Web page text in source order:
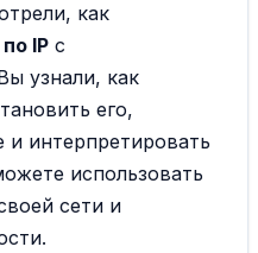
как
IP с
узнали, как
его,
и интерпретировать
использовать
сети и